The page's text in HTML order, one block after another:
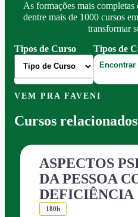
As formações mais
dentre mais de 1000 cursos
transformar
Tipos de Curso
Tipos de
VEM PRA FAVENI
Cursos relacionados
ASPECTOS
DA PESSOA
DEFICIÊNCIA
180h